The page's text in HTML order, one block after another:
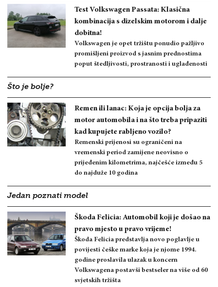
Test Volkswagen Passata: Klasična
kombinacija s dizelskim motorom i dalje
dobitna!
Volkswagen je opet tržištu ponudio pažljivo
promišljeni proizvod s jasnim prednostima
poput štedljivosti, prostranosti i uglađenosti
Što je bolje?
Remen ili lanac: Koja je opcija bolja za
motor automobila i na što treba pripaziti
kad kupujete rabljeno vozilo?
Remenski prijenosi su ograničeni na
vremenski period zamijene neovisno o
prijeđenim kilometrima, najčešće između 5
do najduže 10 godina
Jedan poznati model
Škoda Felicia: Automobil koji je došao na
pravo mjesto u pravo vrijeme!
Škoda Felicia predstavlja novo poglavlje u
povijesti češke marke koja je njome 1994.
godine proslavila ulazak u koncern
Volkswagena postavši bestseler na više od 60
svjetskih tržišta